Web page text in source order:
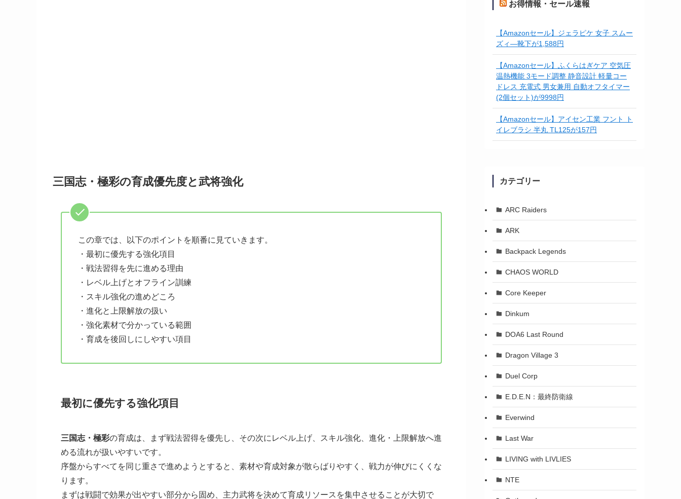
三国志・極彩の育成優先度と武将強化
この章では、以下のポイントを順番に見ていきます。
・最初に優先する強化項目
・戦法習得を先に進める理由
・レベル上げとオフライン訓練
・スキル強化の進めどころ
・進化と上限解放の扱い
・強化素材で分かっている範囲
・育成を後回しにしやすい項目
最初に優先する強化項目
三国志・極彩の育成は、まず戦法習得を優先し、その次にレベル上げ、スキル強化、進化・上限解放へ進
める流れが扱いやすいです。
序盤からすべてを同じ重さで進めようとすると、素材や育成対象が散らばりやすく、戦力が伸びにくくな
ります。
まずは戦闘で効果が出やすい部分から固め、主力武将を決めて育成リソースを集中させることが大切で
お得情報・セール速報
【Amazonセール】ジェラピケ 女子 スムー
ズィ―靴下が1,588円
【Amazonセール】ふくらはぎケア 空気圧
温熱機能 3モード調整 静音設計 軽量コー
ドレス 充電式 男女兼用 自動オフタイマー
(2個セット)が9998円
【Amazonセール】アイセン工業 フント ト
イレブラシ 半丸 TL125が157円
カテゴリー
ARC Raiders
ARK
Backpack Legends
CHAOS WORLD
Core Keeper
Dinkum
DOA6 Last Round
Dragon Village 3
Duel Corp
E.D.E.N：最終防衛線
Everwind
Last War
LIVING with LIVLIES
NTE